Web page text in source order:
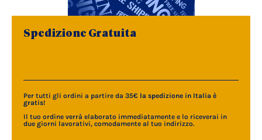
Spedizione Gratuita
Per tutti gli ordini a partire da 35€ la spedizione in Italia è
gratis!
Il tuo ordine verrà elaborato immediatamente e lo riceverai in
due giorni lavorativi, comodamente al tuo indirizzo.